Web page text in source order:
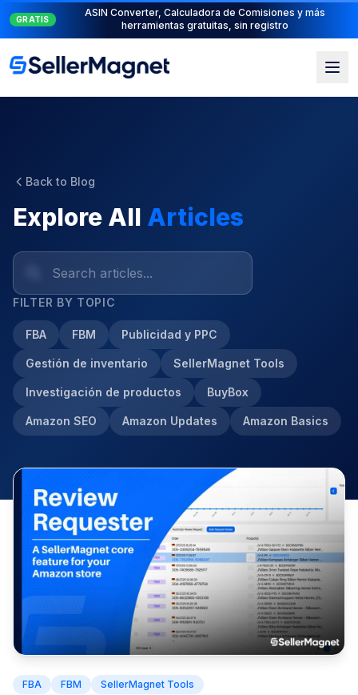
NUEVO
Suite PPC completa: PPC Manager para el control + AI
Engine para la automatización
Back to Blog
Explore All Articles
FILTER BY TOPIC
FBA FBM Publicidad y PPC
Gestión de inventario SellerMagnet Tools
Investigación de productos BuyBox
Amazon SEO Amazon Updates Amazon Basics
FBA FBM SellerMagnet Tools